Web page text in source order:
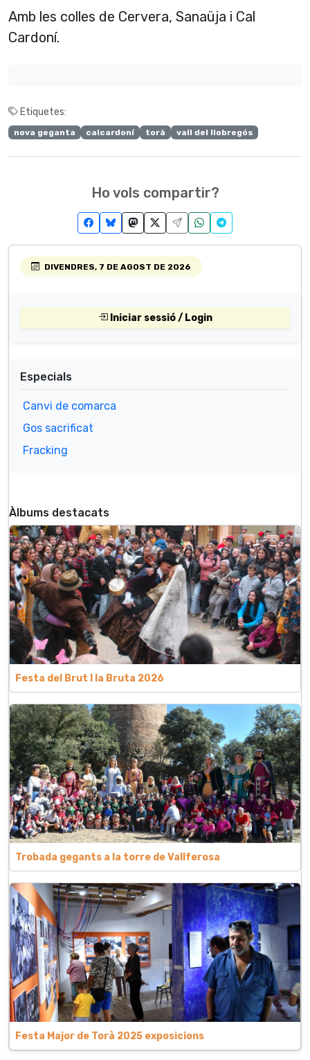
Amb les colles de Cervera, Sanaüja i Cal
Cardoní.
Etiquetes:
nova geganta calcardoní torà vall del llobregós
Ho vols compartir?
DIVENDRES, 7 DE AGOST DE 2026
Iniciar sessió / Login
Especials
Canvi de comarca
Gos sacrificat
Fracking
Àlbums destacats
Festa del Brut l la Bruta 2026
Trobada gegants a la torre de Vallferosa
Festa Major de Torà 2025 exposicions